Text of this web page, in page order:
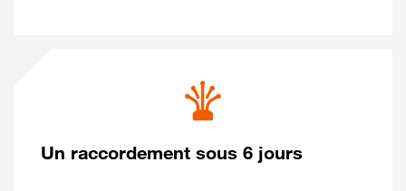
Un raccordement sous 6 jours